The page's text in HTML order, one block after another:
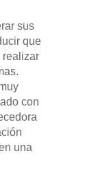
sus
que
realizar
con
una